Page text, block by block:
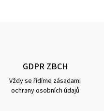
GDPR ZBCH
Vždy se řídíme zásadami
ochrany osobních údajů